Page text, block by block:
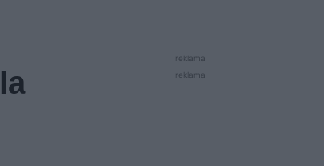
reklama
reklama